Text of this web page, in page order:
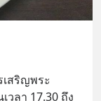
สริญพระ
ลา 17.30 ถึง